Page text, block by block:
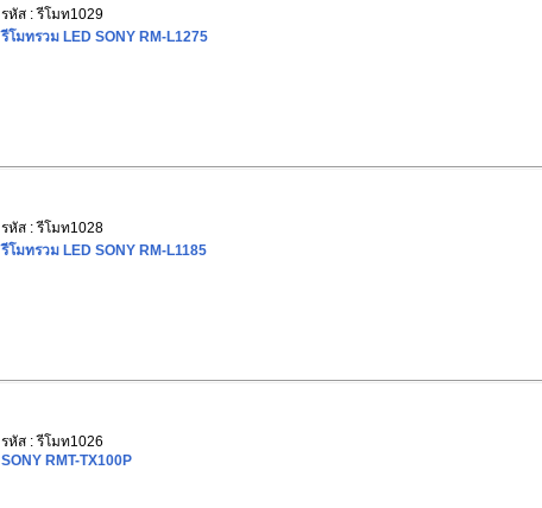
รหัส : รีโมท1029
รีโมทรวม LED SONY RM-L1275
รหัส : รีโมท1028
รีโมทรวม LED SONY RM-L1185
รหัส : รีโมท1026
SONY RMT-TX100P